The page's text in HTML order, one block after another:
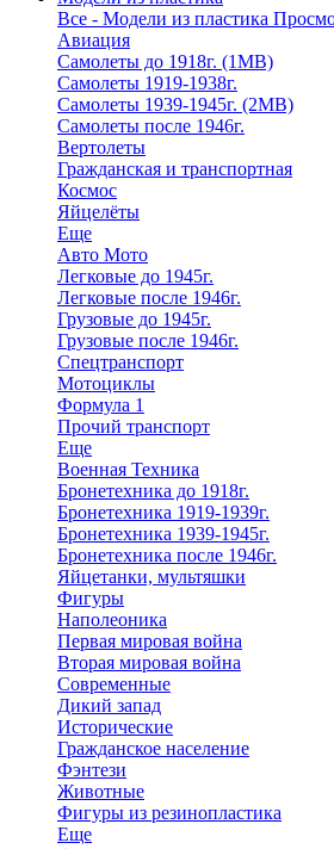
Все - Модели из пластика
Авиация
Самолеты до 1918г. (1МВ)
Самолеты 1919-1938г.
Самолеты 1939-1945г. (2МВ)
Самолеты после 1946г.
Вертолеты
Гражданская и транспортная
Космос
Яйцелёты
Еще
Авто Мото
Легковые до 1945г.
Легковые после 1946г.
Грузовые до 1945г.
Грузовые после 1946г.
Спецтранспорт
Мотоциклы
Формула 1
Прочий транспорт
Еще
Военная Техника
Бронетехника до 1918г.
Бронетехника 1919-1939г.
Бронетехника 1939-1945г.
Бронетехника после 1946г.
Яйцетанки, мультяшки
Фигуры
Наполеоника
Первая мировая война
Вторая мировая война
Современные
Дикий запад
Исторические
Гражданское население
Фэнтези
Животные
Фигуры из резинопластика
Еще